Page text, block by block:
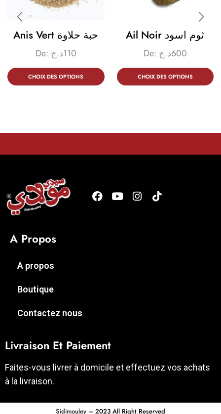
Anis Vert حبة حلاوة
De: 110د.ج
CHOIX DES OPTIONS
Ail Noir ثوم اسود
De: 600د.ج
CHOIX DES OPTIONS
A Propos
A propos
Boutique
Contactez nous
Livraison Et Paiement
Faites-vous livrer à domicile et effectuez vos achats
à la livraison.
Sidimouley – 2023 All Right Reserved